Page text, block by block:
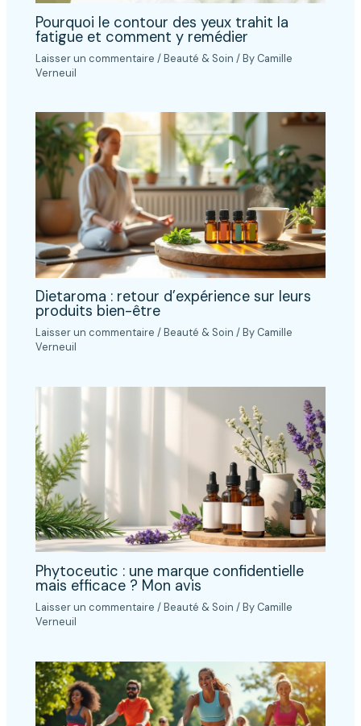
Pourquoi le contour des yeux trahit la
fatigue et comment y remédier
Laisser un commentaire /Beauté & Soin / By Camille
Verneuil
Dietaroma : retour d’expérience sur leurs
produits bien-être
Laisser un commentaire /Beauté & Soin / By Camille
Verneuil
Phytoceutic : une marque confidentielle
mais efficace ? Mon avis
Laisser un commentaire /Beauté & Soin / By Camille
Verneuil